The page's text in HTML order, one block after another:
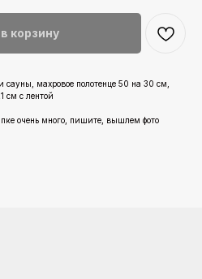
корзину
сауны, махровое полотенце 50 на 30 см,
см с лентой
очень много, пишите, вышлем фото